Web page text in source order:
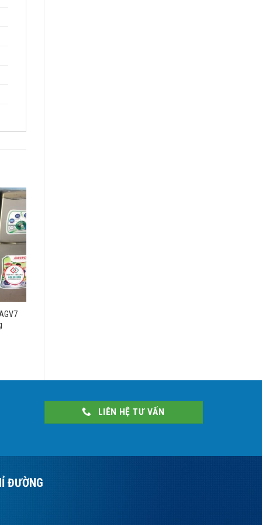
LIÊN HỆ TƯ VẤN
ĐƯỜNG